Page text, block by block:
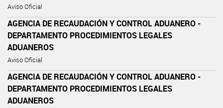
Aviso Oficial
AGENCIA DE RECAUDACIÓN Y CONTROL ADUANERO -
DEPARTAMENTO PROCEDIMIENTOS LEGALES
ADUANEROS
Aviso Oficial
AGENCIA DE RECAUDACIÓN Y CONTROL ADUANERO -
DEPARTAMENTO PROCEDIMIENTOS LEGALES
ADUANEROS